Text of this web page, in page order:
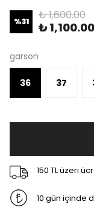
%31 ₺ 1,600.00
₺ 1,100.00
garson
36 37
150 TL üzeri
10 gün içinde